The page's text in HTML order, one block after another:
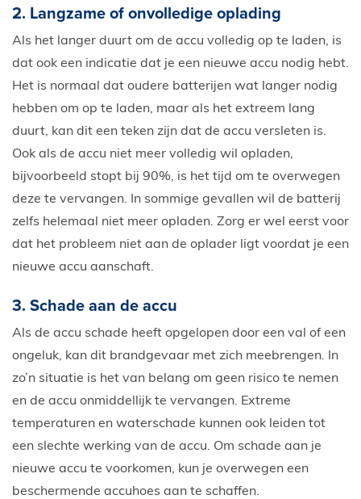
2. Langzame of onvolledige oplading
Als het langer duurt om de accu volledig op te laden, is
dat ook een indicatie dat je een nieuwe accu nodig hebt.
Het is normaal dat oudere batterijen wat langer nodig
hebben om op te laden, maar als het extreem lang
duurt, kan dit een teken zijn dat de accu versleten is.
Ook als de accu niet meer volledig wil opladen,
bijvoorbeeld stopt bij 90%, is het tijd om te overwegen
deze te vervangen. In sommige gevallen wil de batterij
zelfs helemaal niet meer opladen. Zorg er wel eerst voor
dat het probleem niet aan de oplader ligt voordat je een
nieuwe accu aanschaft.
3. Schade aan de accu
Als de accu schade heeft opgelopen door een val of een
ongeluk, kan dit brandgevaar met zich meebrengen. In
zo’n situatie is het van belang om geen risico te nemen
en de accu onmiddellijk te vervangen. Extreme
temperaturen en waterschade kunnen ook leiden tot
een slechte werking van de accu. Om schade aan je
nieuwe accu te voorkomen, kun je overwegen een
beschermende accuhoes aan te schaffen.